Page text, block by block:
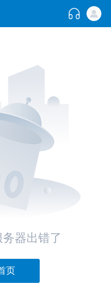
器出错了
页